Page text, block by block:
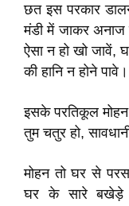
छत इस परकार
मंडी में जाकर
ऐसा न हो खो जावें,
की हानि न होने
इसके परतिकूल
तुम चतुर हो,
मोहन तो घर से
घर के सारे बखेड़े